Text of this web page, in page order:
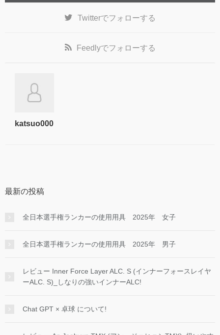
Twitterでフォローする
Feedlyでフォローする
katsuo000
最新の投稿
全日本選手権ランカーの使用用具 2025年 女子
全日本選手権ランカーの使用用具 2025年 男子
レビュー Inner Force Layer ALC. S (インナーフォースレイヤ
ーALC. S)_しなりの強いインナーALC!
Chat GPT × 卓球 について!